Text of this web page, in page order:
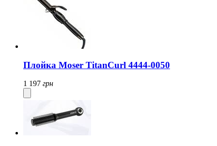
Плойка Moser TitanCurl 4444-0050
1 197 грн